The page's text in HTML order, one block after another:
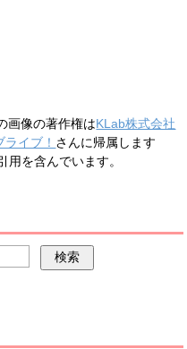
画像の著作権はKLab株式会社
イブ！ さんに帰属します
用を含んでいます。